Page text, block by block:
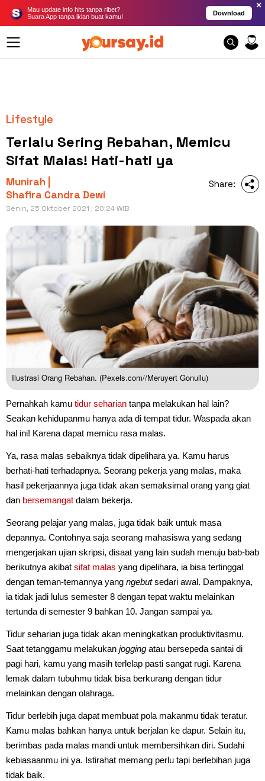
Mau update info hits tanpa ribet?
Suara App tanpa iklan buat kamu!
Download
×
Lifestyle
Terlalu Sering Rebahan, Memicu
Sifat Malas! Hati-hati ya
Munirah |
Shafira Candra Dewi
Senin, 25 Oktober 2021 | 20:24 WIB
Share:
Ilustrasi Orang Rebahan. (Pexels.com//Meruyert Gonullu)
Pernahkah kamu tidur seharian tanpa melakukan hal lain?
Seakan kehidupanmu hanya ada di tempat tidur. Waspada akan
hal ini! Karena dapat memicu rasa malas.
Ya, rasa malas sebaiknya tidak dipelihara ya. Kamu harus
berhati-hati terhadapnya. Seorang pekerja yang malas, maka
hasil pekerjaannya juga tidak akan semaksimal orang yang giat
dan bersemangat dalam bekerja.
Seorang pelajar yang malas, juga tidak baik untuk masa
depannya. Contohnya saja seorang mahasiswa yang sedang
mengerjakan ujian skripsi, disaat yang lain sudah menuju bab-bab
berikutnya akibat sifat malas yang dipelihara, ia bisa tertinggal
dengan teman-temannya yang ngebutsedari awal. Dampaknya,
ia tidak jadi lulus semester 8 dengan tepat waktu melainkan
tertunda di semester 9 bahkan 10. Jangan sampai ya.
Tidur seharian juga tidak akan meningkatkan produktivitasmu.
Saat tetanggamu melakukan jogging atau bersepeda santai di
pagi hari, kamu yang masih terlelap pasti sangat rugi. Karena
lemak dalam tubuhmu tidak bisa berkurang dengan tidur
melainkan dengan olahraga.
Tidur berlebih juga dapat membuat pola makanmu tidak teratur.
Kamu malas bahkan hanya untuk berjalan ke dapur. Selain itu,
berimbas pada malas mandi untuk membersihkan diri. Sudahi
kebiasaanmu ini ya. Istirahat memang perlu tapi berlebihan juga
tidak baik.